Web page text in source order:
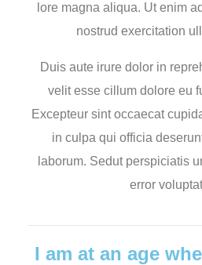
lore magna aliqua. Ut enim
nostrud exercitation
Duis aute irure dolor in
velit esse cillum dolore eu
Excepteur sint occaecat
in culpa qui officia
laborum. Sedut perspiciatis
error
I am at an age